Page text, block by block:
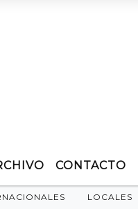
CONTACTO
LOCALES